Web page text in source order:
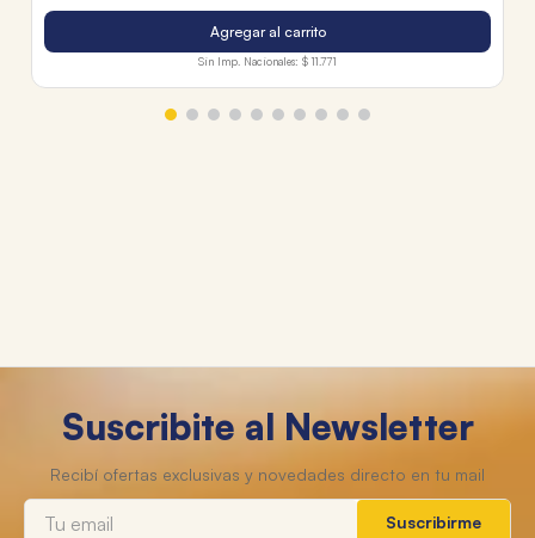
Agregar al carrito
Sin Imp. Nacionales: $ 11.771
Suscribite al Newsletter
Suscribirme